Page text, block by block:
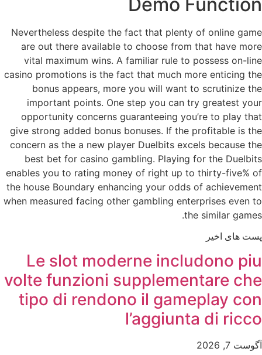
Nevertheless despite the fact that plenty of online game
are out there available to choose from that have more
vital maximum wins. A familiar rule to possess on-line
casino promotions is the fact that much more enticing the
bonus appears, more you will want to scrutinize the
important points. One step you can try greatest your
opportunity concerns guaranteeing you’re to play that
give strong added bonus bonuses. If the profitable is the
concern as the a new player Duelbits excels because the
best bet for casino gambling. Playing for the Duelbits
enables you to rating money of right up to thirty-five% of
the house Boundary enhancing your odds of achievement
when measured facing other gambling enterprises even to
the similar games.
پست های اخیر
Le slot moderne includono piu
volte funzioni supplementare che
tipo di rendono il gameplay con
l’aggiunta di ricco
آگوست 7, 2026